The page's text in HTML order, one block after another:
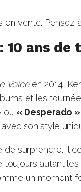
en vente. Pensez
10 ans de
Voiceen 2014,
et les
ou « Desperado »
son style
de surprendre. Il
toujours autant
un moment